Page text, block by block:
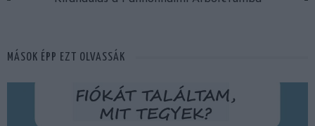
MÁSOK ÉPP EZT OLVASSÁK